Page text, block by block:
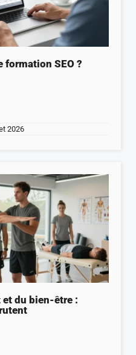
formation SEO ?
2026
du bien-être :